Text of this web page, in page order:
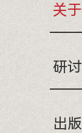
关于
研讨
出版